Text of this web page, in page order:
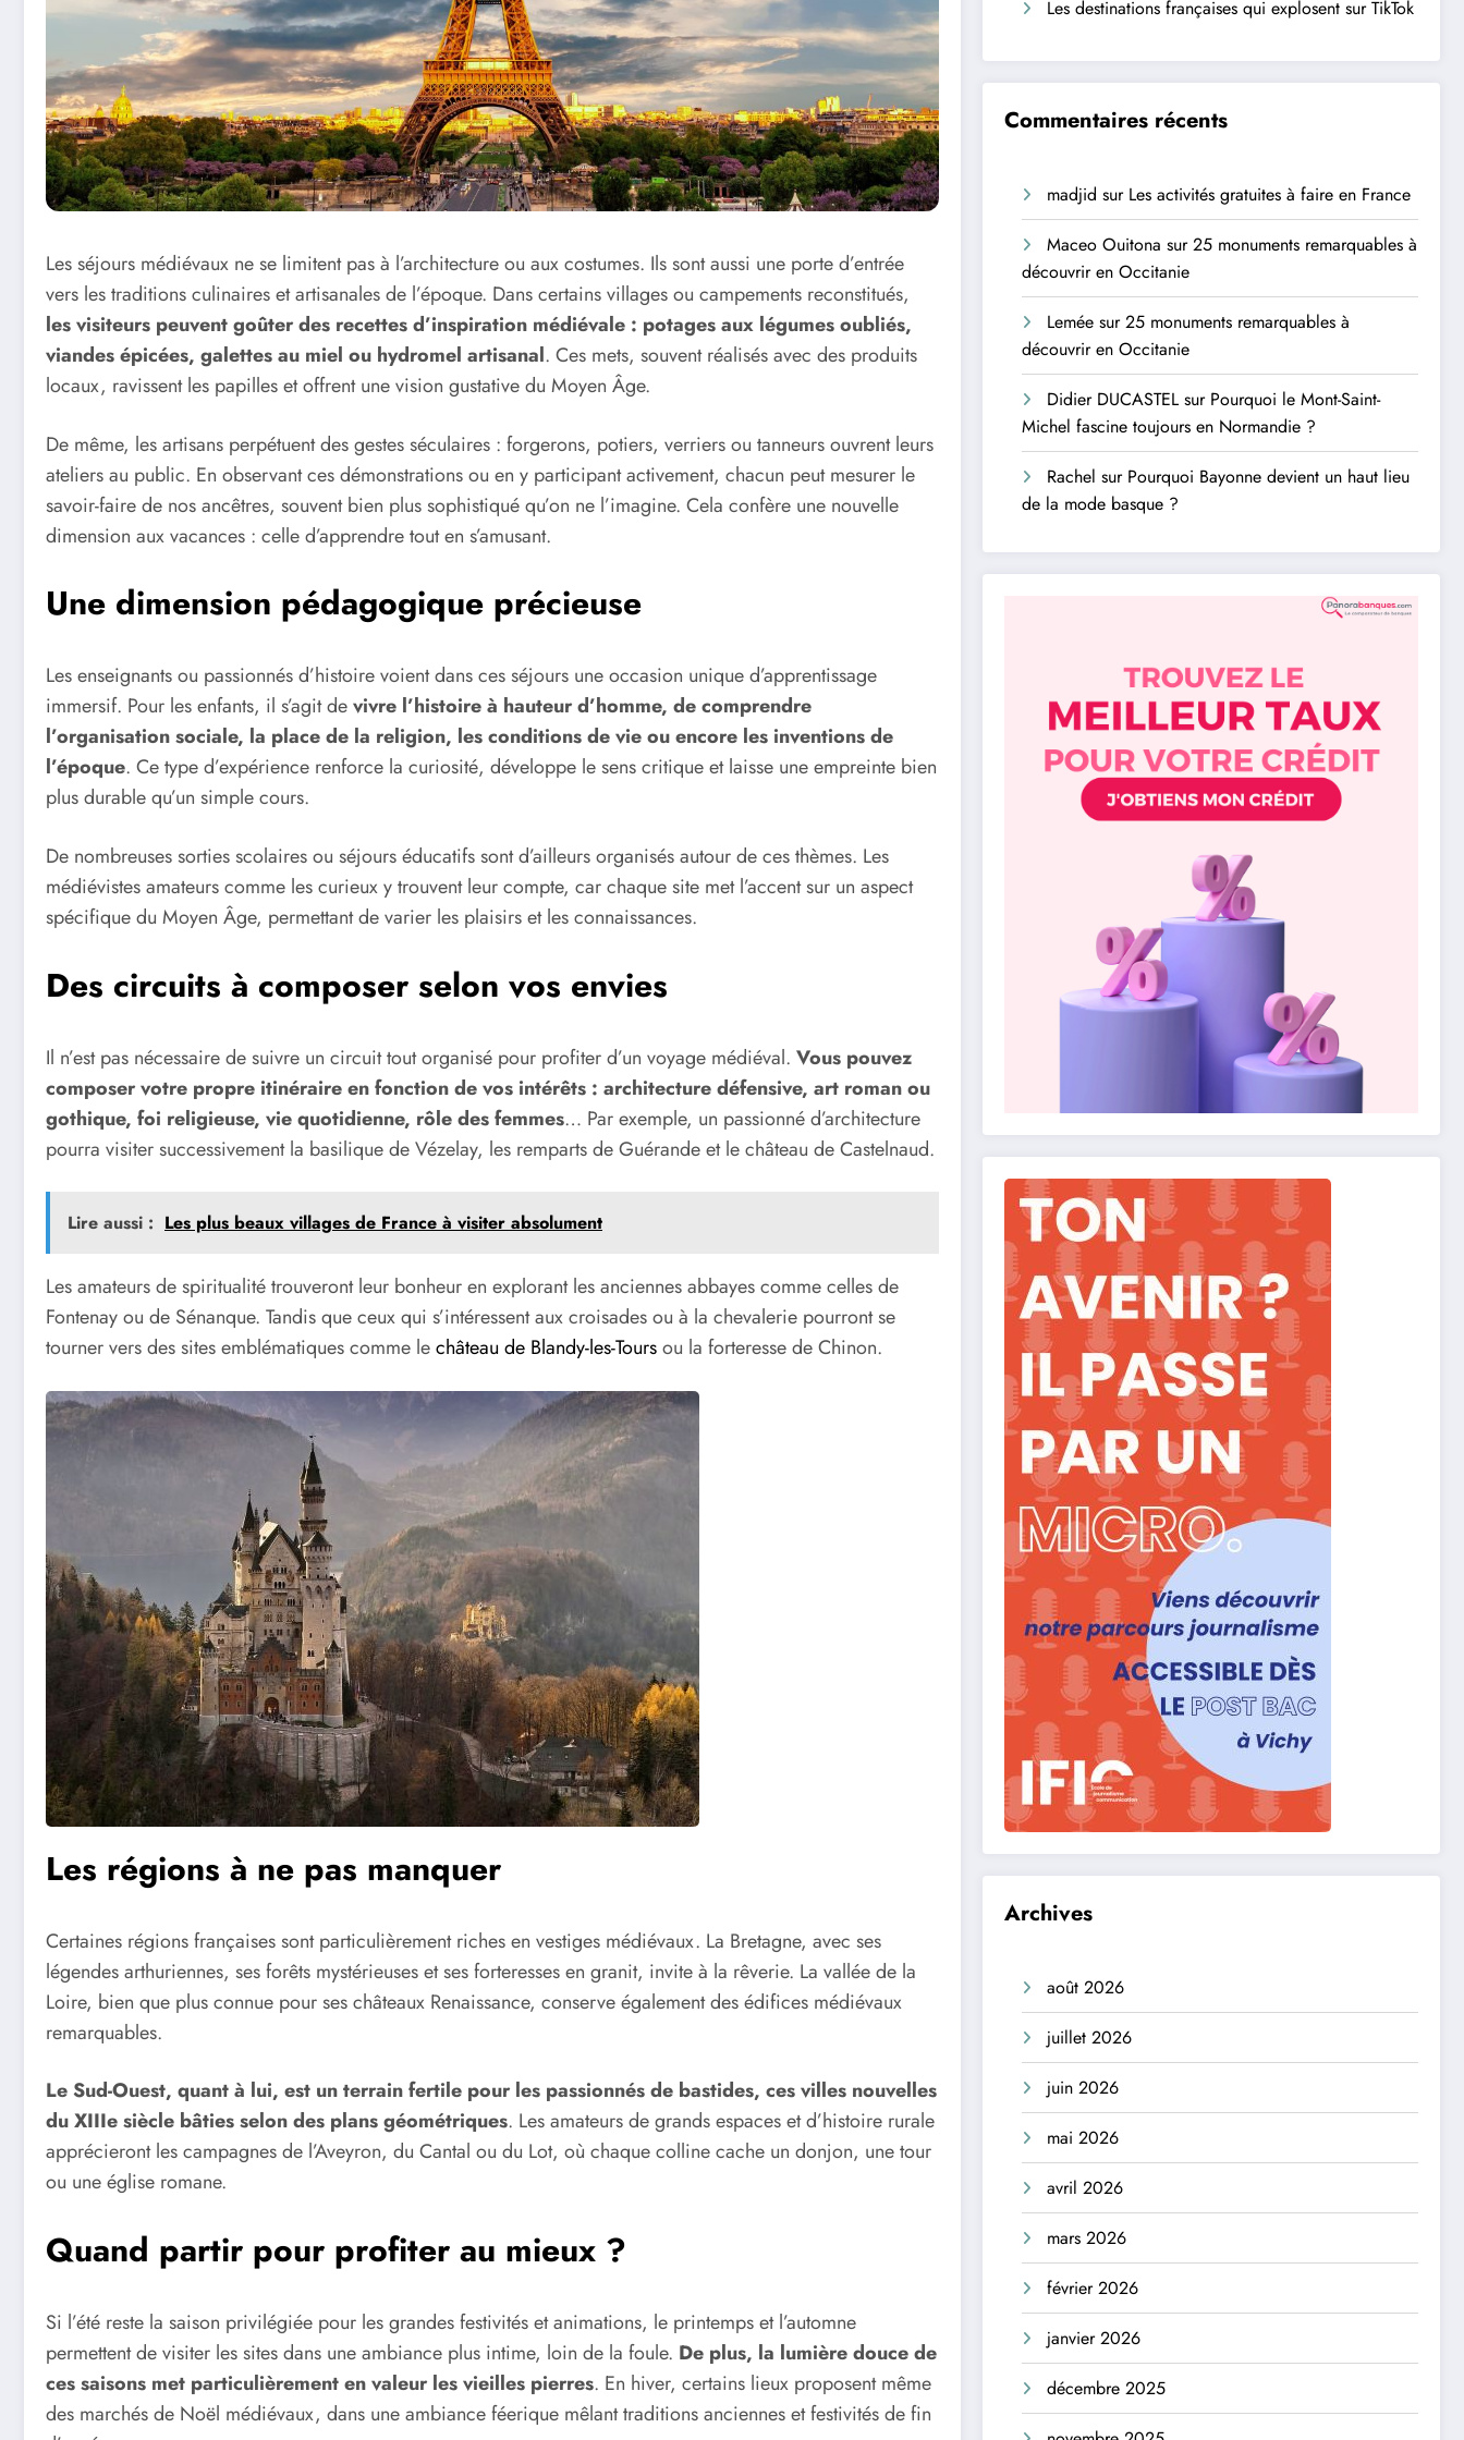
Les séjours médiévaux ne se limitent pas à l’architecture ou aux costumes. Ils sont aussi une porte d’entrée
vers les traditions culinaires et artisanales de l’époque. Dans certains villages ou campements reconstitués,
les visiteurs peuvent goûter des recettes d’inspiration médiévale : potages aux légumes oubliés,
viandes épicées, galettes au miel ou hydromel artisanal. Ces mets, souvent réalisés avec des produits
locaux, ravissent les papilles et offrent une vision gustative du Moyen Âge.
De même, les artisans perpétuent des gestes séculaires : forgerons, potiers, verriers ou tanneurs ouvrent leurs
ateliers au public. En observant ces démonstrations ou en y participant activement, chacun peut mesurer le
savoir-faire de nos ancêtres, souvent bien plus sophistiqué qu’on ne l’imagine. Cela confère une nouvelle
dimension aux vacances : celle d’apprendre tout en s’amusant.
Une dimension pédagogique précieuse
Les enseignants ou passionnés d’histoire voient dans ces séjours une occasion unique d’apprentissage
immersif. Pour les enfants, il s’agit devivre l’histoire à hauteur d’homme, de comprendre
l’organisation sociale, la place de la religion, les conditions de vie ou encore les inventions de
l’époque. Ce type d’expérience renforce la curiosité, développe le sens critique et laisse une empreinte bien
plus durable qu’un simple cours.
De nombreuses sorties scolaires ou séjours éducatifs sont d’ailleurs organisés autour de ces thèmes. Les
médiévistes amateurs comme les curieux y trouvent leur compte, car chaque site met l’accent sur un aspect
spécifique du Moyen Âge, permettant de varier les plaisirs et les connaissances.
Des circuits à composer selon vos envies
Il n’est pas nécessaire de suivre un circuit tout organisé pour profiter d’un voyage médiéval. Vous pouvez
composer votre propre itinéraire en fonction de vos intérêts : architecture défensive, art roman ou
gothique, foi religieuse, vie quotidienne, rôle des femmes… Par exemple, un passionné d’architecture
pourra visiter successivement la basilique de Vézelay, les remparts de Guérande et le château de Castelnaud.
Lire aussi : Les plus beaux villages de France à visiter absolument
Les amateurs de spiritualité trouveront leur bonheur en explorant les anciennes abbayes comme celles de
Fontenay ou de Sénanque. Tandis que ceux qui s’intéressent aux croisades ou à la chevalerie pourront se
tourner vers des sites emblématiques comme lechâteau de Blandy-les-Toursou la forteresse de Chinon.
Les régions à ne pas manquer
Certaines régions françaises sont particulièrement riches en vestiges médiévaux. La Bretagne, avec ses
légendes arthuriennes, ses forêts mystérieuses et ses forteresses en granit, invite à la rêverie. La vallée de la
Loire, bien que plus connue pour ses châteaux Renaissance, conserve également des édifices médiévaux
remarquables.
Le Sud-Ouest, quant à lui, est un terrain fertile pour les passionnés de bastides, ces villes nouvelles
du XIIIe siècle bâties selon des plans géométriques. Les amateurs de grands espaces et d’histoire rurale
apprécieront les campagnes de l’Aveyron, du Cantal ou du Lot, où chaque colline cache un donjon, une tour
ou une église romane.
Quand partir pour profiter au mieux ?
Si l’été reste la saison privilégiée pour les grandes festivités et animations, le printemps et l’automne
permettent de visiter les sites dans une ambiance plus intime, loin de la foule. De plus, la lumière douce de
ces saisons met particulièrement en valeur les vieilles pierres. En hiver, certains lieux proposent même
des marchés de Noël médiévaux, dans une ambiance féerique mêlant traditions anciennes et festivités de fin
Les destinations françaises qui explosent sur TikTok
Commentaires récents
madjid sur Les activités gratuites à faire en France
Maceo Ouitona sur25 monuments remarquables à
découvrir en Occitanie
Lemée sur25 monuments remarquables à
découvrir en Occitanie
Didier DUCASTEL sur Pourquoi le Mont-Saint-
Michel fascine toujours en Normandie ?
Rachel sur Pourquoi Bayonne devient un haut lieu
de la mode basque ?
Archives
août 2026
juillet 2026
juin 2026
mai 2026
avril 2026
mars 2026
février 2026
janvier 2026
décembre 2025